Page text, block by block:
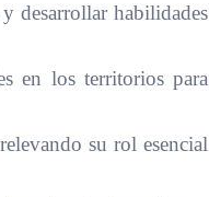
desarrollar habilidades
en los territorios para
su rol esencial